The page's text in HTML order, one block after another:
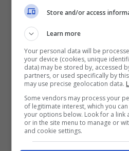
l’artista,tra le star del
assoluto.
Dopo molti problemi
vive isolata dal mondo,
interi. Questo è il triste
condizioni della Spears
documentario a lei
Store and/or access
Learn more
Your personal data will be
your device (cookies, unique
data) may be stored by, accessed
partners, or used specifically by
may use precise geolocation data.
Some vendors may process your
of legitimate interest, which you
your options below. Look for a link
or in the site menu to manage or
and cookie settings.